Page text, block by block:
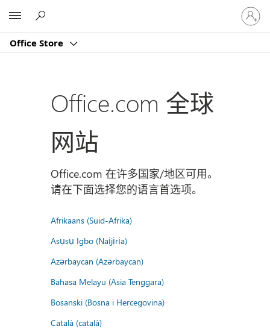
Office Store
请
登
录
Office.com 全球
网站
Office.com 在许多国家/地区可用。
请在下面选择您的语言首选项。
Afrikaans (Suid-Afrika)
Asụsụ Igbo (Naịjịrịa)
Azərbaycan (Azərbaycan)
Bahasa Melayu (Asia Tenggara)
Bosanski (Bosna i Hercegovina)
Català (català)